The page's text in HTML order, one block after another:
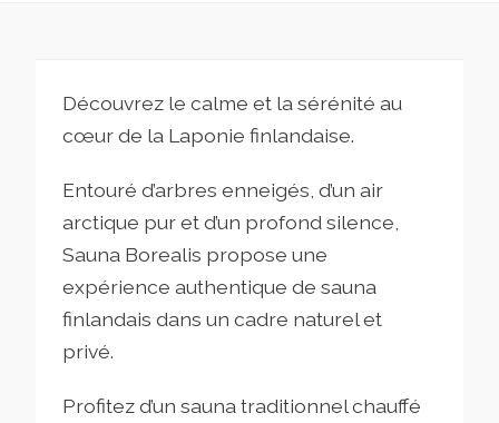
Découvrez le calme et la sérénité au
cœur de la Laponie finlandaise.
Entouré d’arbres enneigés, d’un air
arctique pur et d’un profond silence,
Sauna Borealis propose une
expérience authentique de sauna
finlandais dans un cadre naturel et
privé.
Profitez d’un sauna traditionnel chauffé